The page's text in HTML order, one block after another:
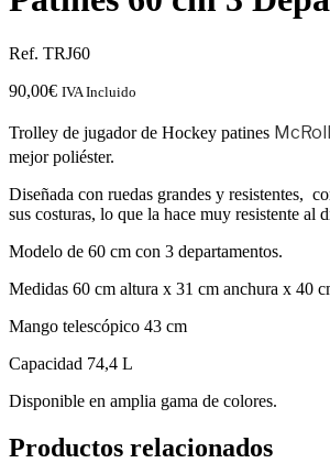
Ref. TRJ60
90,00€ IVA Incluido
Trolley de jugador de Hockey patines
mejor poliéster.
Diseñada con ruedas grandes y resistentes,
sus costuras, lo que la hace muy resistente al
Modelo de 60 cm con 3 departamentos.
Medidas 60 cm altura x 31 cm anchura x 40
Mango telescópico 43 cm
Capacidad 74,4 L
Disponible en amplia gama de colores.
Productos relacionados